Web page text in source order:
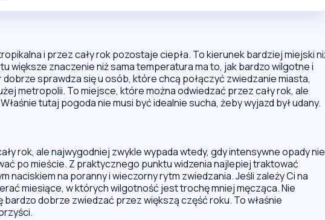
i przez cały rok pozostaje ciepła. To kierunek bardziej miejski
większe znaczenie niż sama temperatura ma to, jak bardzo wilgotne i
sprawdza się u osób, które chcą połączyć zwiedzanie miasta,
metropolii. To miejsce, które można odwiedzać przez cały rok, ale
tutaj pogoda nie musi być idealnie sucha, żeby wyjazd był udany.
rok, ale najwygodniej zwykle wypada wtedy, gdy intensywne opady nie
po mieście. Z praktycznego punktu widzenia najlepiej traktować
naciskiem na poranny i wieczorny rytm zwiedzania. Jeśli zależy Ci na
miesiące, w których wilgotność jest trochę mniej męcząca. Nie
bardzo dobrze zwiedzać przez większą część roku. To właśnie